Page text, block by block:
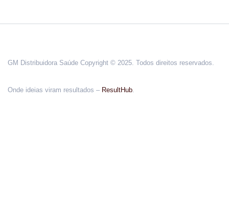
GM Distribuidora Saúde Copyright © 2025. Todos direitos reservados.
Onde ideias viram resultados – ResultHub.